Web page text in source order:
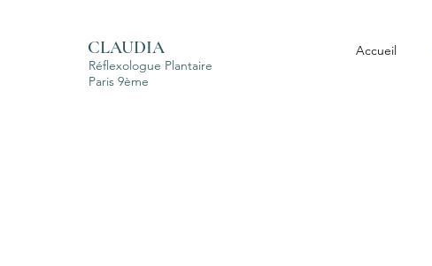
CLAUDIA
Réflexologue Plantaire
Paris 9ème
Accueil